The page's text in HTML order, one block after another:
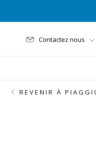
Contactez nous
REVENIR À